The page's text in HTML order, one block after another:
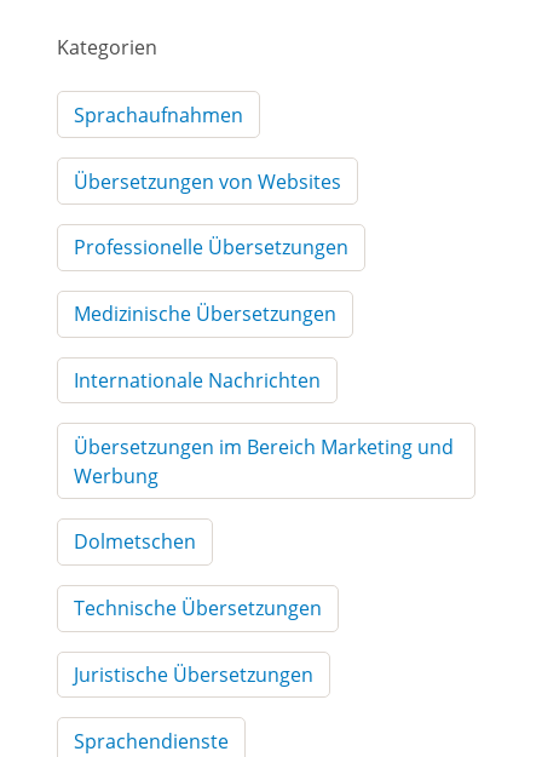
Kategorien
Sprachaufnahmen
Übersetzungen von Websites
Professionelle Übersetzungen
Medizinische Übersetzungen
Internationale Nachrichten
Übersetzungen im Bereich Marketing und
Werbung
Dolmetschen
Technische Übersetzungen
Juristische Übersetzungen
Sprachendienste